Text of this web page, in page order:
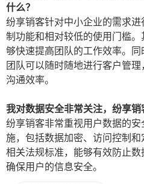
什么？
纷享销客针对中小企业的需求
制功能和相对较低的使用门槛
够快速提高团队的工作效率。
团队可以随时随地进行客户管
沟通效率。
我对数据安全非常关注，纷享销
纷享销客非常重视用户数据的
施，包括数据加密、访问控制
相关法规标准，能够有效防止数
确保用户的信息安全。